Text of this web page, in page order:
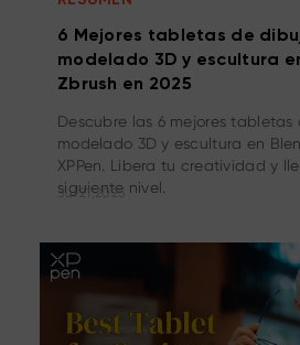
6 Mejores tabletas de
modelado 3D y escultura
Zbrush en 2025
Descubre las 6 mejores
modelado 3D y escultura en
XPPen. Libera tu creatividad y
siguiente nivel.
Jul 21,2025